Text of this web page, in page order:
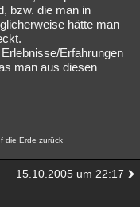
bzw. die man in
hätte man
Erfahrungen
man aus diesen
die Erde zurück
15.10.2005 um 22:17